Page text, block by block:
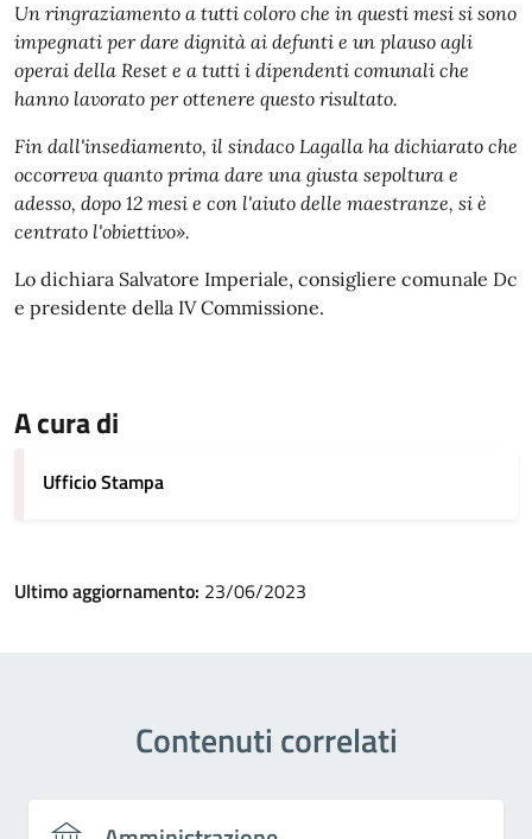
Un ringraziamento a tutti coloro che in questi mesi si sono
impegnati per dare dignità ai defunti e un plauso agli
operai della Reset e a tutti i dipendenti comunali che
hanno lavorato per ottenere questo risultato.
Fin dall'insediamento, il sindaco Lagalla ha dichiarato che
occorreva quanto prima dare una giusta sepoltura e
adesso, dopo 12 mesi e con l'aiuto delle maestranze, si è
centrato l'obiettivo».
Lo dichiara Salvatore Imperiale, consigliere comunale Dc
e presidente della IV Commissione.
A cura di
Ufficio Stampa
Ultimo aggiornamento: 23/06/2023
Contenuti correlati